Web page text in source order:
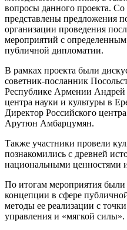
вопросы данного проекта.
представлены предложения
организации проведения
мероприятий с
публичной дипломатии.
В рамках проекта были
советник-посланник
Республике Армении Андрей
центра науки и культуры в
Директор Российского
Арутюн Амбарцумян.
Также участники провели
познакомились с древней
национальными ценностями
По итогам мероприятия были
концепции в сфере
методы ее реализации с
управления и «мягкой силы».